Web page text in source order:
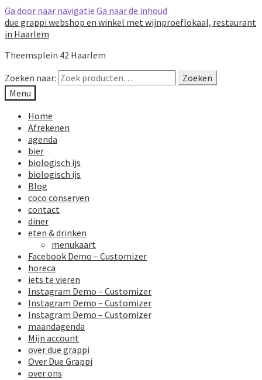
Ga door naar navigatie Ga naar de inhoud
due grappi webshop en winkel met wijnproeflokaal, restaurant
in Haarlem
Theemsplein 42 Haarlem
Zoeken naar:
Zoeken
Menu
Home
Afrekenen
agenda
bier
biologisch ijs
biologisch ijs
Blog
coco conserven
contact
diner
eten & drinken
menukaart
Facebook Demo – Customizer
horeca
iets te vieren
Instagram Demo – Customizer
Instagram Demo – Customizer
Instagram Demo – Customizer
maandagenda
Mijn account
over due grappi
Over Due Grappi
over ons